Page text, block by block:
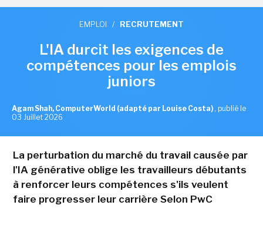
EMPLOI / RECRUTEMENT
L'IA durcit les exigences de
compétences pour les emplois
juniors
Agam Shah, ComputerWorld (adapté par Louise Costa) , publié le
03 Juillet 2026
La perturbation du marché du travail causée par
l'IA générative oblige les travailleurs débutants
à renforcer leurs compétences s'ils veulent
faire progresser leur carrière Selon PwC